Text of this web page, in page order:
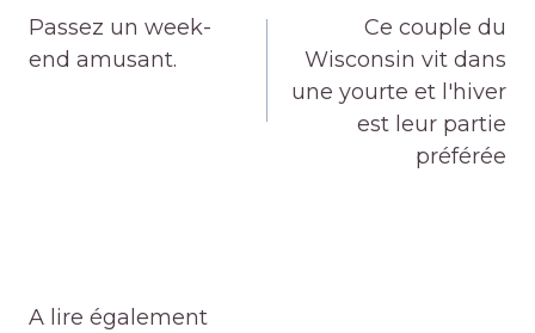
de
l’article
Passez un week-
end amusant.
Ce couple du
Wisconsin vit dans
une yourte et l'hiver
est leur partie
préférée
A lire également